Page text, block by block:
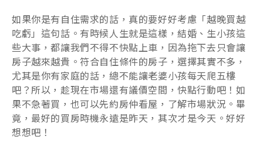
如果你是有自住需求的話，真的要好好考慮「越晚買越
吃虧」這句話。有時候人生就是這樣，結婚、生小孩這
些大事，都讓我們不得不快點上車，因為拖下去只會讓
房子越來越貴。符合自住條件的房子，選擇其實不多，
尤其是你有家庭的話，總不能讓老婆小孩每天爬五樓
吧？所以，趁現在市場還有議價空間，快點行動吧！如
果不急著買，也可以先約房仲看屋，了解市場狀況。畢
竟，最好的買房時機永遠是昨天，其次才是今天。好好
想想吧！